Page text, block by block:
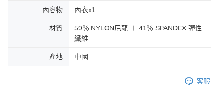
內容物 內衣x1
材質
59％ NYLON尼龍 ＋ 41％ SPANDEX 彈性
纖維
產地 中國
客服